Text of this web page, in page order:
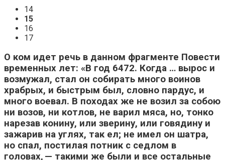
14
15
16
17
О ком идет речь в данном фрагменте Повести
временных лет: «В год 6472. Когда … вырос и
возмужал, стал он собирать много воинов
храбрых, и быстрым был, словно пардус, и
много воевал. В походах же не возил за собою
ни возов, ни котлов, не варил мяса, но, тонко
нарезав конину, или зверину, или говядину и
зажарив на углях, так ел; не имел он шатра,
но спал, постилая потник с седлом в
головах, — такими же были и все остальные